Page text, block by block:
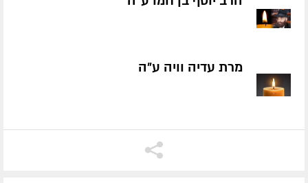
מרת עדיה וויה ע״ה